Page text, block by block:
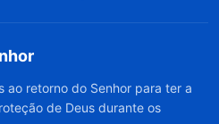
usa uma variedade de
homem, expor a
dissecar suas palavras
abrangem várias
ao retorno do Senhor para ter a
de Deus durante os